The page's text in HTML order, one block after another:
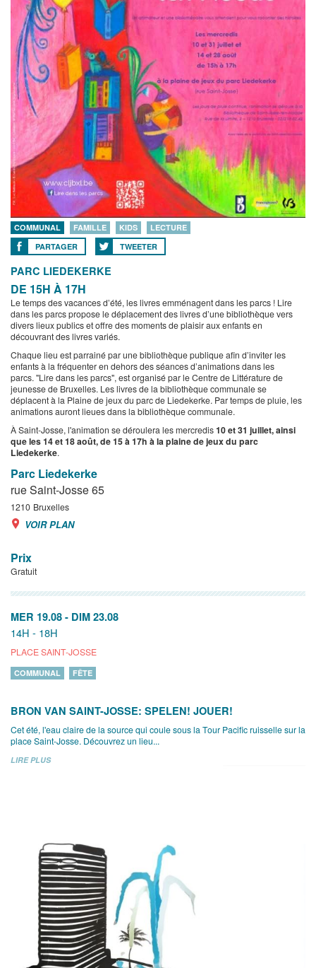
COMMUNAL FAMILLE KIDS
LECTURE
PARTAGER
TWEETER
PARC LIEDEKERKE
DE 15H À 17H
Le temps des vacances d’été, les livres emménagent dans les parcs ! Lire
dans les parcs propose le déplacement des livres d’une bibliothèque vers
divers lieux publics et offre des moments de plaisir aux enfants en
découvrant des livres variés.
Chaque lieu est parrainé par une bibliothèque publique afin d’inviter les
enfants à la fréquenter en dehors des séances d’animations dans les
parcs. "Lire dans les parcs", est organisé par le Centre de Littérature de
jeunesse de Bruxelles. Les livres de la bibliothèque communale se
déplacent à la Plaine de jeux du parc de Liedekerke. Par temps de pluie, les
animations auront lieues dans la bibliothèque communale.
À Saint-Josse, l'animation se déroulera les mercredis10 et 31 juillet, ainsi
que les 14 et 18 août, de 15 à 17h à la plaine de jeux du parc
Liedekerke.
Parc Liedekerke
rue Saint-Josse 65
1210 Bruxelles
VOIR PLAN
Prix
Gratuit
MER 19.08 - DIM 23.08
14H - 18H
PLACE SAINT-JOSSE
COMMUNAL FÊTE
BRON VAN SAINT-JOSSE: SPELEN! JOUER!
Cet été, l'eau claire de la source qui coule sous la Tour Pacific ruisselle sur la
place Saint-Josse. Découvrez un lieu...
LIRE PLUS